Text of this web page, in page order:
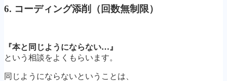
6. コーディング添削（回数無制限）
『本と同じようにならない…』
という相談をよくもらいます。
同じようにならないということは、